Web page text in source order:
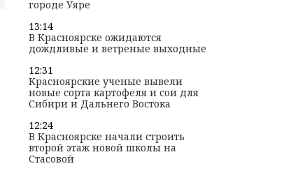
городе Уяре
13:14
В Красноярске ожидаются
дождливые и ветреные выходные
12:31
Красноярские ученые вывели
новые сорта картофеля и сои для
Сибири и Дальнего Востока
12:24
В Красноярске начали строить
второй этаж новой школы на
Стасовой